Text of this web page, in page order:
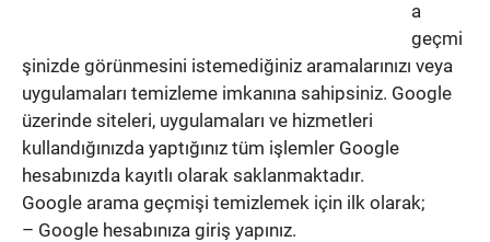
a
geçmi
şinizde görünmesini istemediğiniz aramalarınızı veya
uygulamaları temizleme imkanına sahipsiniz. Google
üzerinde siteleri, uygulamaları ve hizmetleri
kullandığınızda yaptığınız tüm işlemler Google
hesabınızda kayıtlı olarak saklanmaktadır.
Google arama geçmişi temizlemek için ilk olarak;
– Google hesabınıza giriş yapınız.